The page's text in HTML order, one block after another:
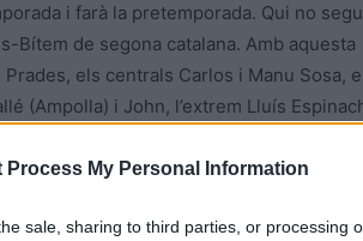
Process My Personal Information
sale, sharing to third parties, or processing
i farà la pretemporada. Qui no
Bítem de segona catalana. Amb aquesta
els centrals Carlos i Manu Sosa, el
(Ampolla) i John, l’extrem Lluís
Robert que va penjar les botes i el
la gran temporada que va realitzar el
del Nàstic de Tarragona.